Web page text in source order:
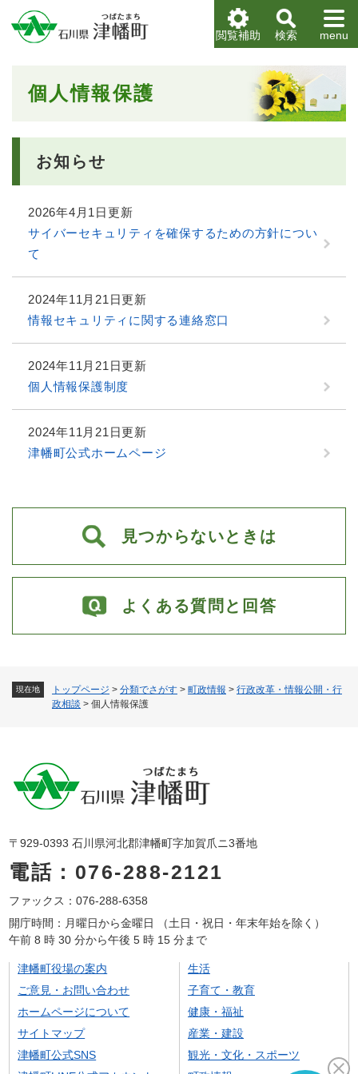
メニューを飛ばして本文へ
閲覧補助
検索 menu
現在地 トップページ > 分類でさがす > 町政情報 > 行政改革・情報公開・行
政相談 > 個人情報保護
個人情報保護
お知らせ
2026年4月1日更新
サイバーセキュリティを確保するための方針につい
て
2024年11月21日更新
情報セキュリティに関する連絡窓口
2024年11月21日更新
個人情報保護制度
2024年11月21日更新
津幡町公式ホームページ
見つからないときは
よくある質問と回答
〒929-0393 石川県河北郡津幡町字加賀爪ニ3番地
電話：076-288-2121
ファックス：076-288-6358
開庁時間：月曜日から金曜日 （土日・祝日・年末年始を除く）
午前 8 時 30 分から午後 5 時 15 分まで
津幡町役場の案内
ご意見・お問い合わせ
ホームページについて
サイトマップ
津幡町公式SNS
生活
子育て・教育
健康・福祉
産業・建設
観光・文化・スポーツ